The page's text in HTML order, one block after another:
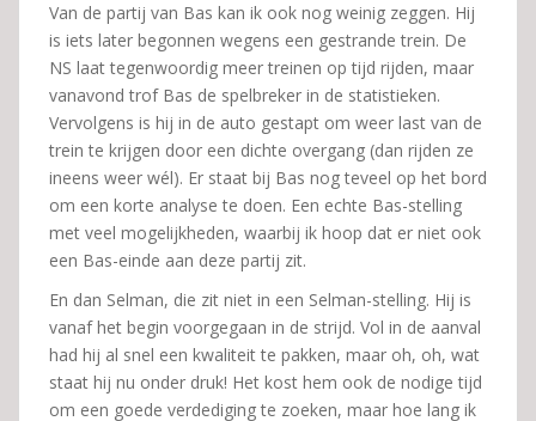
Van de partij van Bas kan ik ook nog weinig zeggen. Hij
is iets later begonnen wegens een gestrande trein. De
NS laat tegenwoordig meer treinen op tijd rijden, maar
vanavond trof Bas de spelbreker in de statistieken.
Vervolgens is hij in de auto gestapt om weer last van de
trein te krijgen door een dichte overgang (dan rijden ze
ineens weer wél). Er staat bij Bas nog teveel op het bord
om een korte analyse te doen. Een echte Bas-stelling
met veel mogelijkheden, waarbij ik hoop dat er niet ook
een Bas-einde aan deze partij zit.
En dan Selman, die zit niet in een Selman-stelling. Hij is
vanaf het begin voorgegaan in de strijd. Vol in de aanval
had hij al snel een kwaliteit te pakken, maar oh, oh, wat
staat hij nu onder druk! Het kost hem ook de nodige tijd
om een goede verdediging te zoeken, maar hoe lang ik